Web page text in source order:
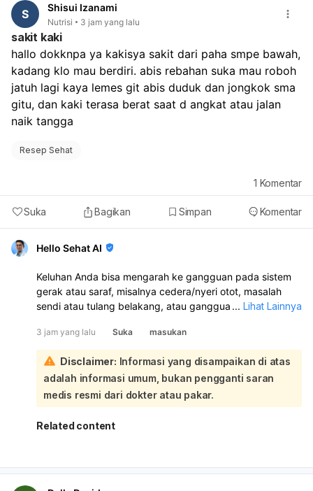
S Shisui Izanami
Nutrisi 3 jam yang lalu
sakit kaki
hallo dokknpa ya kakisya sakit dari paha smpe bawah,
kadang klo mau berdiri. abis rebahan suka mau roboh
jatuh lagi kaya lemes git abis duduk dan jongkok sma
gitu, dan kaki terasa berat saat d angkat atau jalan
naik tangga
Resep Sehat
Suka Bagikan Simpan Komentar
1 Komentar
Hello Sehat AI
Keluhan Anda bisa mengarah ke gangguan pada sistem
gerak atau saraf, misalnya cedera/nyeri otot, masalah
sendi atau tulang belakang, atau gangguan saraf yang
mau jatuh, lemas setelah duduk/berjongkok, dan kaki
berat saat naik tangga, sebaiknya diperiksa langsung:
Kemungkinan penyebabnya antara lain gangguan otot
atau sendi, saraf terjepit, masalah pada tulang belakang,
atau kondisi lain seperti diabetes, stroke/TIA, atau efek
obat tertentu. Jika keluhan terjadi mendadak, makin
berat, atau disertai kebas, nyeri hebat, bengkak, atau
Orthopedi.
... Lihat Lainnya
3 jam yang lalu Suka masukan
Disclaimer: Informasi yang disampaikan di atas
adalah informasi umum, bukan pengganti saran
medis resmi dari dokter atau pakar.
Related content